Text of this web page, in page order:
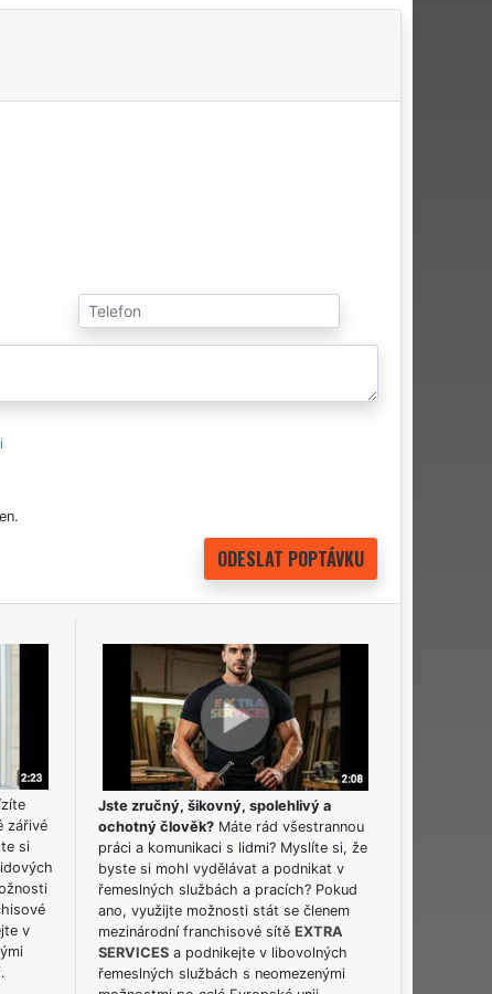
zářivé
si
v
Jste zručný, šikovný, spolehlivý a
ochotný člověk? Máte rád všestrannou
práci a komunikaci s lidmi? Myslíte si, že
byste si mohl vydělávat a podnikat v
řemeslných službách a pracích? Pokud
ano, využijte možnosti stát se členem
mezinárodní franchisové sítěEXTRA
SERVICES a podnikejte v libovolných
řemeslných službách s neomezenými